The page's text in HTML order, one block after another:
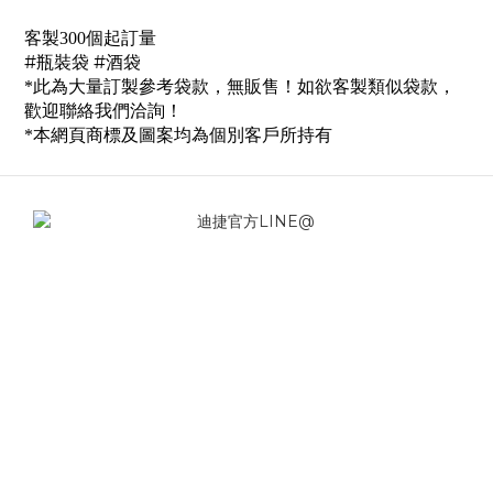
客製300個起訂量
#瓶裝袋 #酒袋
*此為大量訂製參考袋款，無販售！如欲客製類似袋款，
歡迎聯絡我們洽詢！
*本網頁商標及圖案均為個別客戶所持有